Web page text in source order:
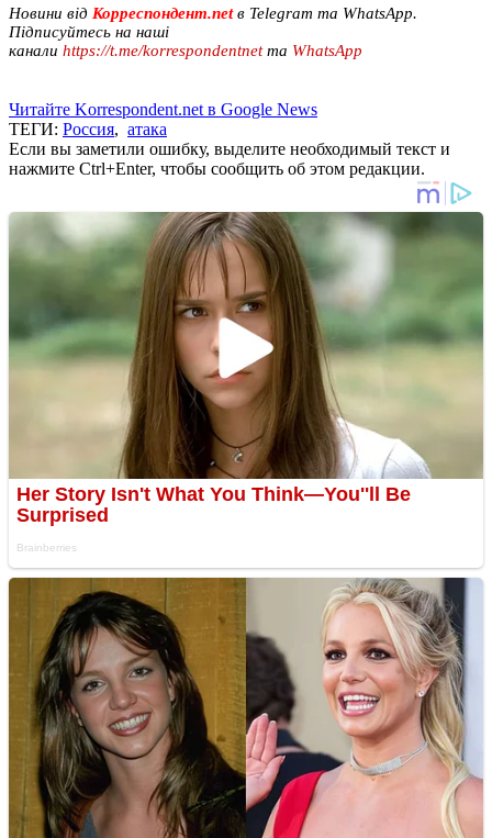
Новини від Корреспондент.netв Telegram та WhatsApp.
Підписуйтесь на наші
канали https://t.me/korrespondentnetта WhatsApp
Читайте Korrespondent.net в Google News
ТЕГИ: Россия, атака
Если вы заметили ошибку, выделите необходимый текст и
нажмите Ctrl+Enter, чтобы сообщить об этом редакции.